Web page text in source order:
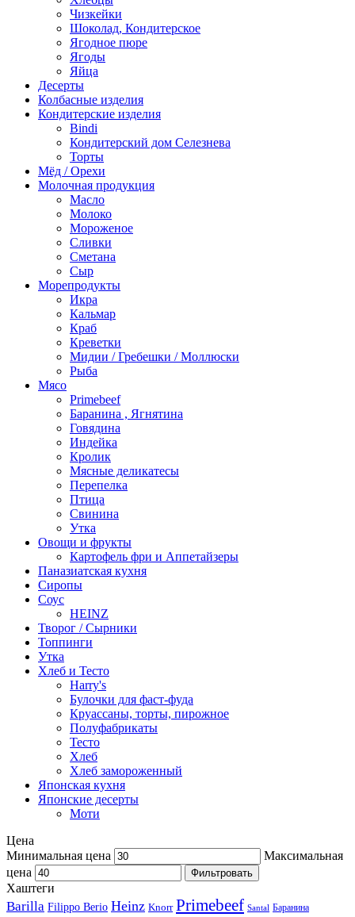
Чизкейки
Шоколад, Кондитерское
Ягодное пюре
Ягоды
Яйца
Десерты
Колбасные изделия
Кондитерские изделия
Bindi
Кондитерский дом Селезнева
Торты
Мёд / Орехи
Молочная продукция
Масло
Молоко
Мороженое
Сливки
Сметана
Сыр
Морепродукты
Икра
Кальмар
Краб
Креветки
Мидии / Гребешки / Моллюски
Рыба
Мясо
Primebeef
Баранина , Ягнятина
Говядина
Индейка
Кролик
Мясные деликатесы
Перепелка
Птица
Свинина
Утка
Овощи и фрукты
Картофель фри и Аппетайзеры
Паназиатская кухня​
Сиропы
Соус
HEINZ
Творог / Сырники
Топпинги
Утка
Хлеб и Тесто
Harry's
Булочки для фаст-фуда
Круассаны, торты, пирожное
Полуфабрикаты
Тесто
Хлеб
Хлеб замороженный
Японская кухня
Японские десерты
Моти
Цена
Минимальная цена
Максимальная
цена
Фильтровать
Хаштеги
Barilla Filippo Berio Heinz Knorr Primebeef Santal Баранина